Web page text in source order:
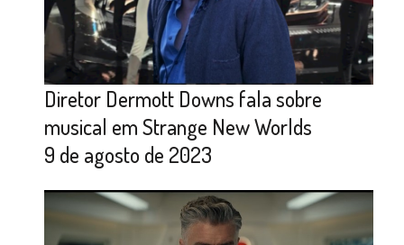
Diretor Dermott Downs fala sobre
musical em Strange New Worlds
9 de agosto de 2023